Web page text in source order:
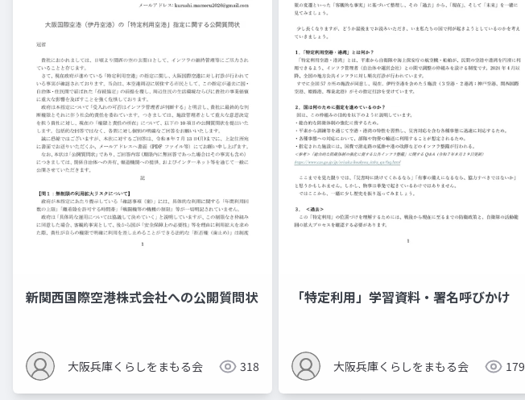
新関西国際空港株式会社への公開質問状
大阪兵庫くらしをまもる会 318
「特定利用」学習資料・署名呼びかけ
大阪兵庫くらしをまもる会 179